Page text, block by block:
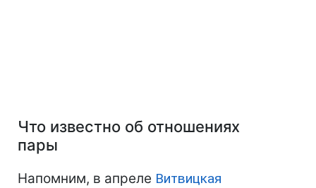
Что известно об отношениях
пары
Напомним, в апреле Витвицкая